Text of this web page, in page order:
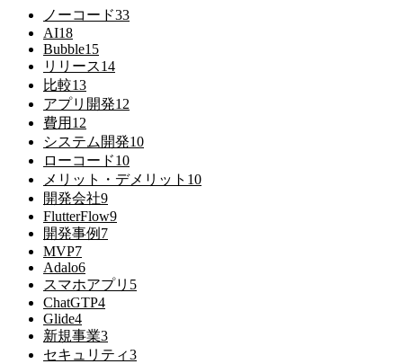
ノーコード33
AI18
Bubble15
リリース14
比較13
アプリ開発12
費用 12
システム開発10
ローコード10
メリット・デメリット 10
開発会社9
FlutterFlow9
開発事例 7
MVP7
Adalo6
スマホアプリ 5
ChatGTP4
Glide4
新規事業3
セキュリティ3